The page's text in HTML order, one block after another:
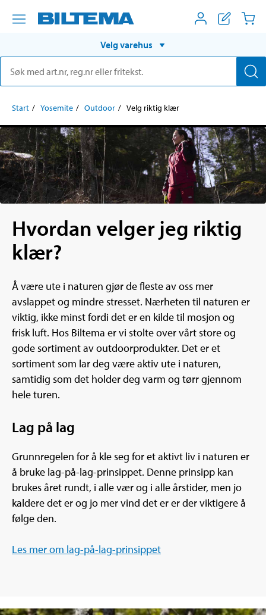
Velg varehus
Start Yosemite Outdoor Velg riktig klær
Hvordan velger jeg riktig
klær?
Å være ute i naturen gjør de fleste av oss mer
avslappet og mindre stresset. Nærheten til naturen er
viktig, ikke minst fordi det er en kilde til mosjon og
frisk luft. Hos Biltema er vi stolte over vårt store og
gode sortiment av outdoorprodukter. Det er et
sortiment som lar deg være aktiv ute i naturen,
samtidig som det holder deg varm og tørr gjennom
hele turen.
Lag på lag
Grunnregelen for å kle seg for et aktivt liv i naturen er
å bruke lag-på-lag-prinsippet. Denne prinsipp kan
brukes året rundt, i alle vær og i alle årstider, men jo
kaldere det er og jo mer vind det er er der viktigere å
følge den.
Les mer om lag-på-lag-prinsippet